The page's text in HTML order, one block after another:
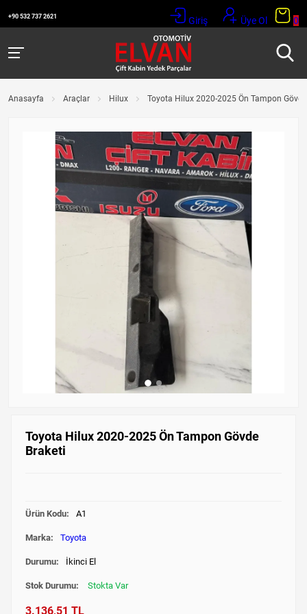
+90 532 737 2621 Giriş Üye Ol 0
Anasayfa Araçlar Hilux Toyota Hilux 2020-2025 Ön Tampon
Toyota Hilux 2020-2025 Ön Tampon Gövde
Braketi
Ürün Kodu: A1
Marka: Toyota
Durumu: İkinci El
Stok Durumu: Stokta Var
3.136,51 TL